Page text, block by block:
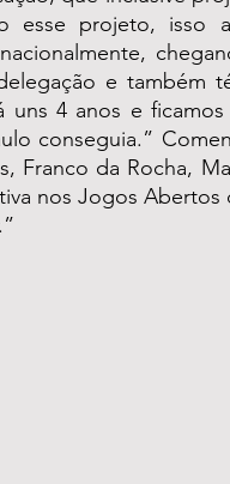
esse projeto, isso
e também
uns 4 anos e
conseguia.”
Franco da Rocha,
nos Jogos